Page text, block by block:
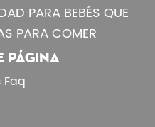
PARA BEBÉS QUE
PARA COMER
PÁGINA
Faq